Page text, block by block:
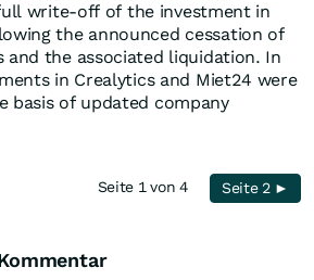
write-off of the investment in
the announced cessation of
and the associated liquidation. In
in Crealytics and Miet24 were
basis of updated company
Seite 1 von 4 Seite 2 ►